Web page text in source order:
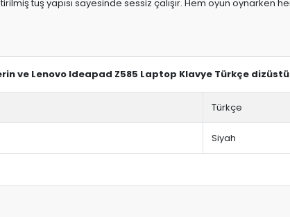
tuş yapısı sayesinde sessiz çalışır. Hem oyun
ve Lenovo Ideapad Z585 Laptop Klavye Türkçe
Türkçe
Siyah